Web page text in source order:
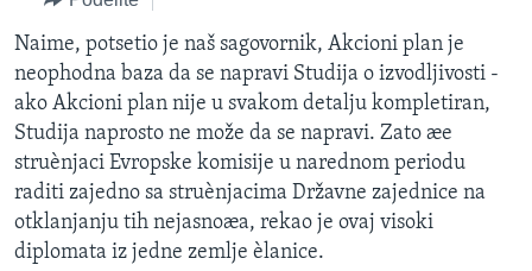
pretragu
NAUKA I TEHNOLOGIJA
MEDICINA
KULTURA
DRUŠTVO
SPORT
INTERVJU
Jezici
Naime, potsetio je naš sagovornik, Akcioni plan je
neophodna baza da se napravi Studija o izvodljivosti -
ako Akcioni plan nije u svakom detalju kompletiran,
Studija naprosto ne može da se napravi. Zato æe
struènjaci Evropske komisije u narednom periodu
raditi zajedno sa struènjacima Državne zajednice na
otklanjanju tih nejasnoæa, rekao je ovaj visoki
diplomata iz jedne zemlje èlanice.